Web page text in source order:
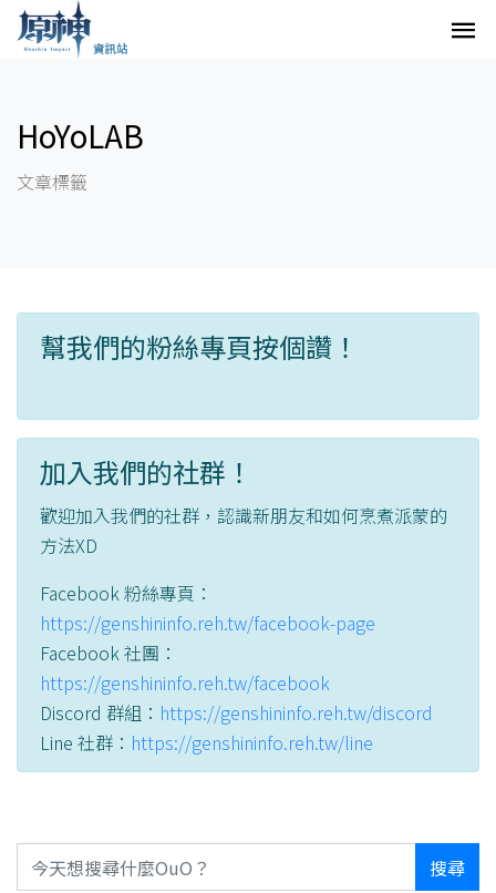
HoYoLAB
文章標籤
幫我們的粉絲專頁按個讚！
加入我們的社群！
歡迎加入我們的社群，認識新朋友和如何烹煮派蒙的
方法XD
Facebook 粉絲專頁：
https://genshininfo.reh.tw/facebook-page
Facebook 社團：
https://genshininfo.reh.tw/facebook
Discord 群組： https://genshininfo.reh.tw/discord
Line 社群： https://genshininfo.reh.tw/line
搜尋